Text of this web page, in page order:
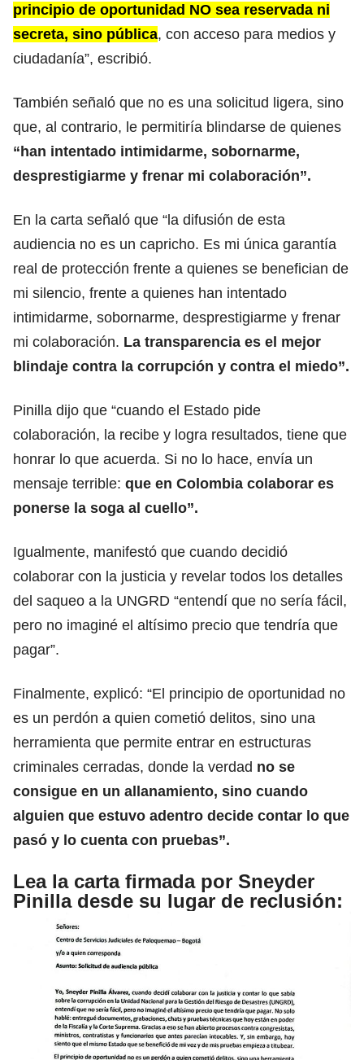
principio de oportunidad NO sea reservada ni
secreta, sino pública, con acceso para medios y
ciudadanía”, escribió.
También señaló que no es una solicitud ligera, sino
que, al contrario, le permitiría blindarse de quienes
“han intentado intimidarme, sobornarme,
desprestigiarme y frenar mi colaboración”.
En la carta señaló que “la difusión de esta
audiencia no es un capricho. Es mi única garantía
real de protección frente a quienes se benefician de
mi silencio, frente a quienes han intentado
intimidarme, sobornarme, desprestigiarme y frenar
mi colaboración. La transparencia es el mejor
blindaje contra la corrupción y contra el miedo”.
Pinilla dijo que “cuando el Estado pide
colaboración, la recibe y logra resultados, tiene que
honrar lo que acuerda. Si no lo hace, envía un
mensaje terrible: que en Colombia colaborar es
ponerse la soga al cuello”.
Igualmente, manifestó que cuando decidió
colaborar con la justicia y revelar todos los detalles
del saqueo a la UNGRD “entendí que no sería fácil,
pero no imaginé el altísimo precio que tendría que
pagar”.
Finalmente, explicó: “El principio de oportunidad no
es un perdón a quien cometió delitos, sino una
herramienta que permite entrar en estructuras
criminales cerradas, donde la verdad no se
consigue en un allanamiento, sino cuando
alguien que estuvo adentro decide contar lo que
pasó y lo cuenta con pruebas”.
Lea la carta firmada por Sneyder
Pinilla desde su lugar de reclusión: